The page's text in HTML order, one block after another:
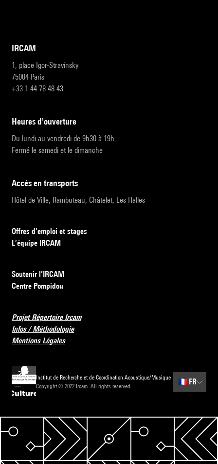
IRCAM
1, place Igor-Stravinsky
75004 Paris
+33 1 44 78 48 43
heures d'ouverture
Du lundi au vendredi de 9h30 à 19h
Fermé le samedi et le dimanche
accès en transports
Hôtel de Ville, Rambuteau, Châtelet, Les Halles
Offres d’emploi et stages
L’équipe IRCAM
Soutenir l’IRCAM
Centre Pompidou
Projet Répertoire Ircam
Infos / Méthodologie
Mentions Légales
Institut de Recherche et de Coordination Acoustique/Musique
Copyright © 2022 Ircam. All rights reserved.
🇫🇷 FR